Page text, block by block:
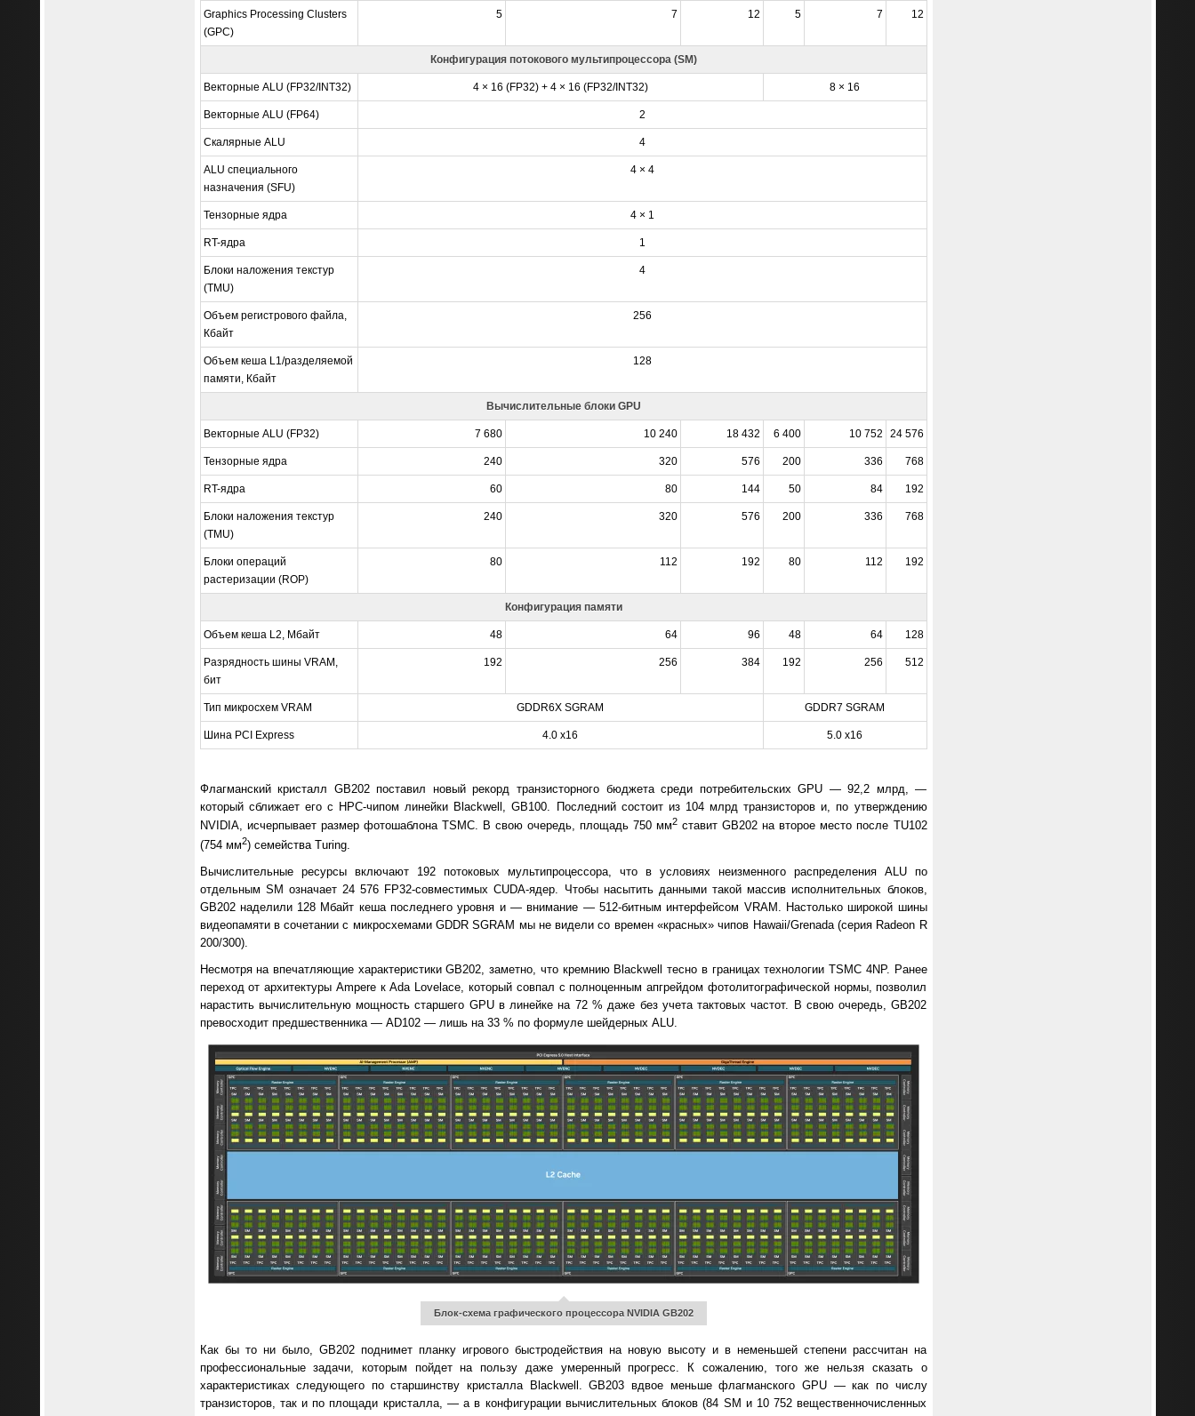
Graphics Processing Clusters
(GPC)
5 7 12 5 7 12
Конфигурация потокового мультипроцессора (SM)
Векторные ALU (FP32/INT32) 4 × 16 (FP32) + 4 × 16 (FP32/INT32) 8 × 16
Векторные ALU (FP64) 2
Скалярные ALU 4
ALU специального
назначения (SFU)
4 × 4
Тензорные ядра 4 × 1
RT-ядра 1
Блоки наложения текстур
(TMU)
4
Объем регистрового файла,
Кбайт
256
Объем кеша L1/разделяемой
памяти, Кбайт
128
Вычислительные блоки GPU
Векторные ALU (FP32) 7 680 10 240 18 432 6 400 10 752 24 576
Тензорные ядра 240 320 576 200 336 768
RT-ядра 60 80 144 50 84 192
Блоки наложения текстур
(TMU)
240 320 576 200 336 768
Блоки операций
растеризации (ROP)
80 112 192 80 112 192
Конфигурация памяти
Объем кеша L2, Мбайт 48 64 96 48 64 128
Разрядность шины VRAM,
бит
192 256 384 192 256 512
Тип микросхем VRAM GDDR6X SGRAM GDDR7 SGRAM
Шина PCI Express 4.0 x16 5.0 x16
Флагманский кристалл GB202 поставил новый рекорд транзисторного бюджета среди потребительских GPU — 92,2 млрд, —
который сближает его с HPC-чипом линейки Blackwell, GB100. Последний состоит из 104 млрд транзисторов и, по утверждению
NVIDIA, исчерпывает размер фотошаблона TSMC. В свою очередь, площадь 750 мм2 ставит GB202 на второе место после TU102
(754 мм2) семейства Turing.
Вычислительные ресурсы включают 192 потоковых мультипроцессора, что в условиях неизменного распределения ALU по
отдельным SM означает 24 576 FP32-совместимых CUDA-ядер. Чтобы насытить данными такой массив исполнительных блоков,
GB202 наделили 128 Мбайт кеша последнего уровня и — внимание — 512-битным интерфейсом VRAM. Настолько широкой шины
видеопамяти в сочетании с микросхемами GDDR SGRAM мы не видели со времен «красных» чипов Hawaii/Grenada (серия Radeon R
200/300).
Несмотря на впечатляющие характеристики GB202, заметно, что кремнию Blackwell тесно в границах технологии TSMC 4NP. Ранее
переход от архитектуры Ampere к Ada Lovelace, который совпал с полноценным апгрейдом фотолитографической нормы, позволил
нарастить вычислительную мощность старшего GPU в линейке на 72 % даже без учета тактовых частот. В свою очередь, GB202
превосходит предшественника — AD102 — лишь на 33 % по формуле шейдерных ALU.
Блок-схема графического процессора NVIDIA GB202
Как бы то ни было, GB202 поднимет планку игрового быстродействия на новую высоту и в неменьшей степени рассчитан на
профессиональные задачи, которым пойдет на пользу даже умеренный прогресс. К сожалению, того же нельзя сказать о
характеристиках следующего по старшинству кристалла Blackwell. GB203 вдвое меньше флагманского GPU — как по числу
транзисторов, так и по площади кристалла, — а в конфигурации вычислительных блоков (84 SM и 10 752 вещественночисленных